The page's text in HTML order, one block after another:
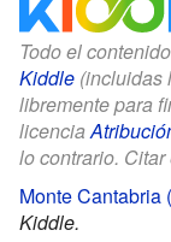
Todo el
Kiddle (incluidas
libremente para
licencia
lo contrario.
Monte Cantabria
Kiddle.